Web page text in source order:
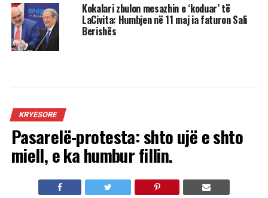
Kokalari zbulon mesazhin e ‘koduar’ të
LaCivita: Humbjen në 11 maj ia faturon Sali
Berishës
KRYESORE
Pasarelë-protesta: shto ujë e shto
miell, e ka humbur fillin.